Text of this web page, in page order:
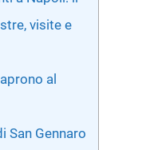
visite e
al
San Gennaro